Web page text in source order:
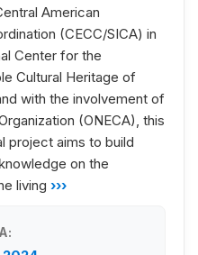
American
(CECC/SICA) in
Center for the
Cultural Heritage of
with the involvement of
(ONECA), this
project aims to build
on the
living ›››